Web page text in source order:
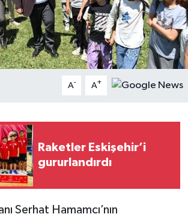
A- A+
Raketler Eskişehir’i
gururlandırdı
Serhat Hamamcı’nın